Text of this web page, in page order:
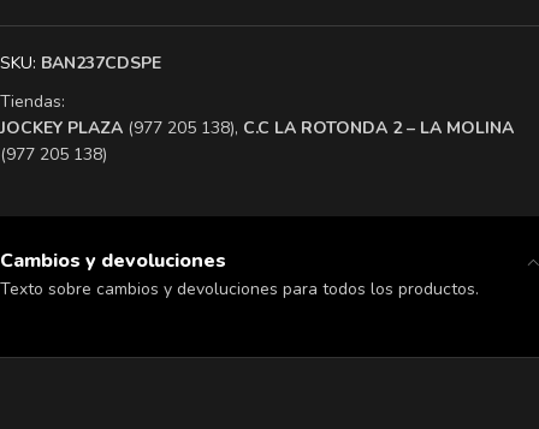
SKU: BAN237CDSPE
Tiendas:
​JOCKEY PLAZA (977 205 138), ​C.C LA ROTONDA 2 – LA MOLINA
(977 205 138)
Cambios y devoluciones
Texto sobre cambios y devoluciones para todos los productos.